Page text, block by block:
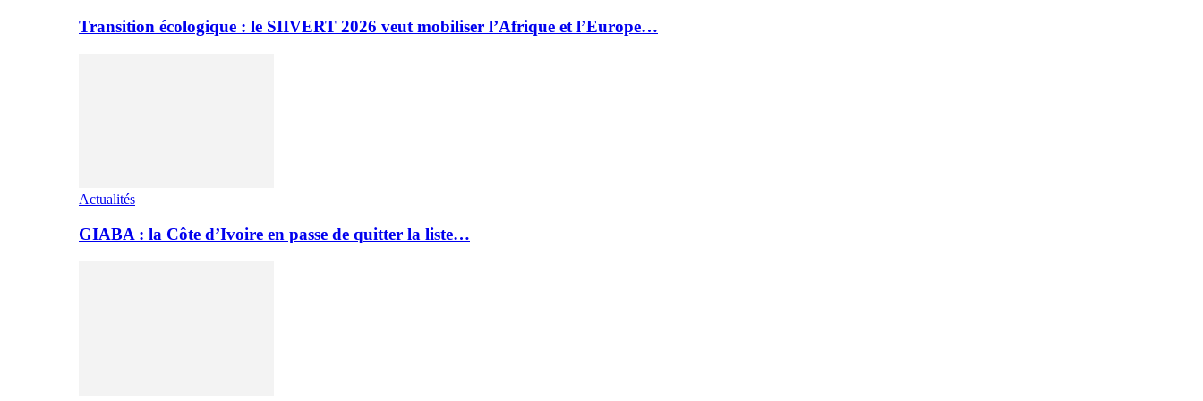
Transition écologique : le SIIVERT 2026 veut mobiliser l’Afrique et l’Europe…
Actualités
GIABA : la Côte d’Ivoire en passe de quitter la liste…